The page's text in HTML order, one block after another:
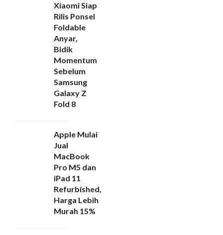
Xiaomi Siap
Rilis Ponsel
Foldable
Anyar,
Bidik
Momentum
Sebelum
Samsung
Galaxy Z
Fold 8
Apple Mulai
Jual
MacBook
Pro M5 dan
iPad 11
Refurbished,
Harga Lebih
Murah 15%